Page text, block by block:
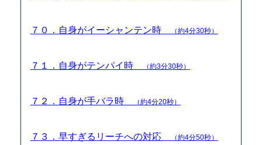
７０．自身がイーシャンテン時 （約4分30秒）
７１．自身がテンパイ時 （約3分30秒）
７２．自身が手バラ時 （約4分20秒）
７３．早すぎるリーチへの対応 （約4分50秒）